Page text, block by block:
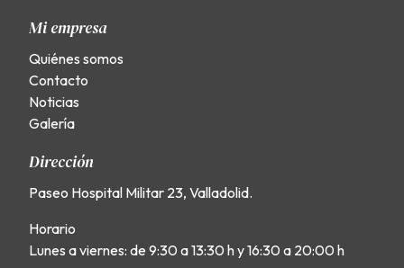
Mi empresa
Quiénes somos
Contacto
Noticias
Galería
Dirección
Paseo Hospital Militar 23, Valladolid.
Horario
Lunes a viernes: de 9:30 a 13:30 h y 16:30 a 20:00 h